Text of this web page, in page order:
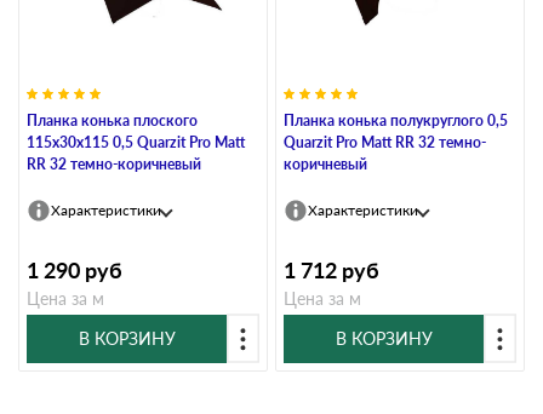
Планка конька плоского
115х30х115 0,5 Quarzit Pro Matt
RR 32 темно-коричневый
Характеристики
1 290 руб
Цена за м
В КОРЗИНУ
Планка конька полукруглого 0,5
Quarzit Pro Matt RR 32 темно-
коричневый
Характеристики
1 712 руб
Цена за м
В КОРЗИНУ